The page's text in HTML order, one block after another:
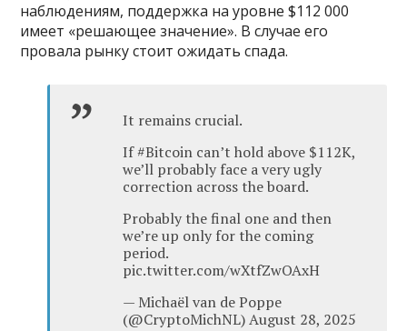
наблюдениям, поддержка на уровне $112 000
имеет «решающее значение». В случае его
провала рынку стоит ожидать спада.
It remains crucial.
If #Bitcoin can’t hold above $112K,
we’ll probably face a very ugly
correction across the board.
Probably the final one and then
we’re up only for the coming
period.
pic.twitter.com/wXtfZwOAxH
— Michaël van de Poppe
(@CryptoMichNL) August 28, 2025